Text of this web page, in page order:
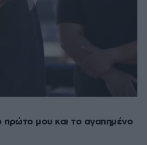
μου και το αγαπημένο